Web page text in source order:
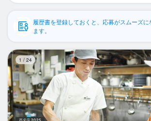
企業情報
履歴書を登録しておくと、応募がスムーズに
ます。
1 / 24